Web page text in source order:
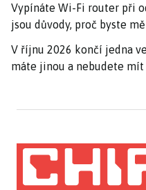
Vypínáte Wi-Fi router při
jsou důvody, proč byste
V říjnu 2026 končí jedna
máte jinou a nebudete